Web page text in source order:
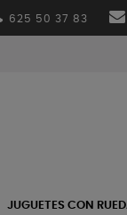
625 50 37 83
JUGUETES CON